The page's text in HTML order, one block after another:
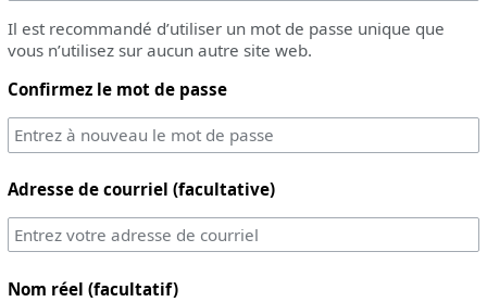
Il est recommandé d’utiliser un mot de passe unique que
vous n’utilisez sur aucun autre site web.
Confirmez le mot de passe
Adresse de courriel (facultative)
Nom réel (facultatif)